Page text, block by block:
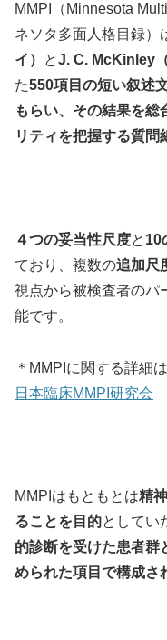
MMPI（Minnesota
ネソタ多面人格目録）
イ）
とJ. C. McKinley
た550項目の短い叙述
もらい、その結果を
リティを把握する質問
４つの妥当性尺度と 10
ており、複数の追加尺
視点から被検査者のパ
能です。
＊MMPIに関する詳細
日本臨床MMPI研究会
MMPIはもともとは精
ることを目的としてい
的診断を受けた患者群
められた項目で構成さ